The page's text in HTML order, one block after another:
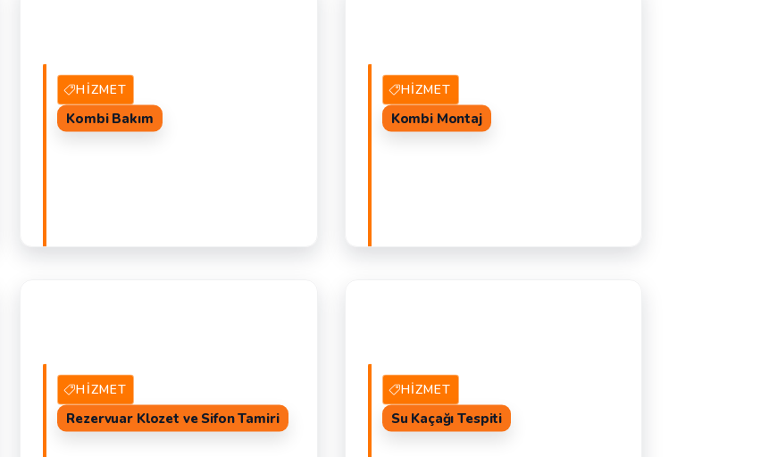
HIZMET
Kombi Bakım
HIZMET
Kombi Montaj
HIZMET
Rezervuar Klozet ve Sifon Tamiri
HIZMET
Su Kaçağı Tespiti